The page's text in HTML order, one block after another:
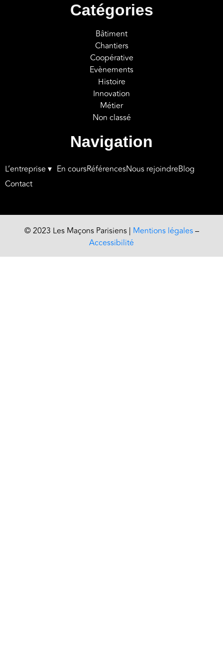
Catégories
Bâtiment
Chantiers
Coopérative
Evènements
Histoire
Innovation
Métier
Non classé
Navigation
L’entreprise ▾ En coursRéférencesNous rejoindreBlog
Contact
© 2023 Les Maçons Parisiens | Mentions légales–
Accessibilité